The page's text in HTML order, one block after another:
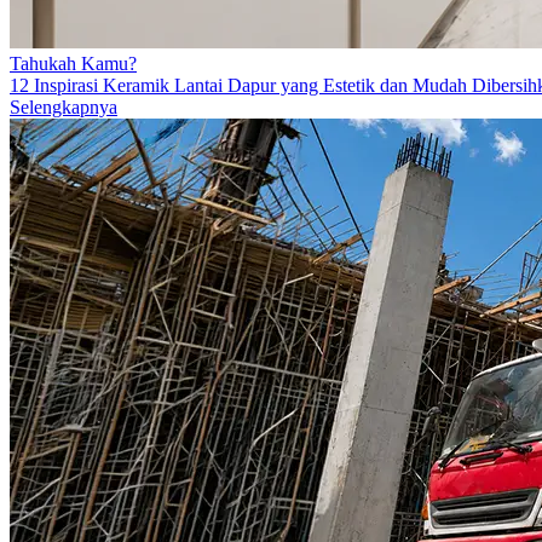
Tahukah Kamu?
12 Inspirasi Keramik Lantai Dapur yang Estetik dan Mudah
Selengkapnya